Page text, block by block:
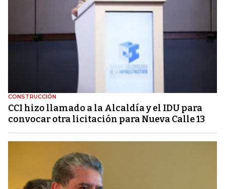
CONSTRUCCIÓN
CCI hizo llamado a la Alcaldía y el IDU para
convocar otra licitación para Nueva Calle 13